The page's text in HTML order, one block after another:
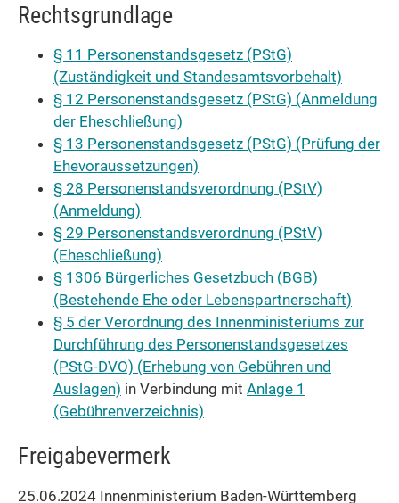
Rechtsgrundlage
§ 11 Personenstandsgesetz (PStG)
(Zuständigkeit und Standesamtsvorbehalt)
§ 12 Personenstandsgesetz (PStG) (Anmeldung
der Eheschließung)
§ 13 Personenstandsgesetz (PStG) (Prüfung der
Ehevoraussetzungen)
§ 28 Personenstandsverordnung (PStV)
(Anmeldung)
§ 29 Personenstandsverordnung (PStV)
(Eheschließung)
§ 1306 Bürgerliches Gesetzbuch (BGB)
(Bestehende Ehe oder Lebenspartnerschaft)
§ 5 der Verordnung des Innenministeriums zur
Durchführung des Personenstandsgesetzes
(PStG-DVO) (Erhebung von Gebühren und
Auslagen) in Verbindung mit Anlage 1
(Gebührenverzeichnis)
Freigabevermerk
25.06.2024 Innenministerium Baden-Württemberg